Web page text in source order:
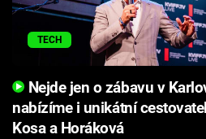
TECH
Nejde jen o zábavu v
nabízíme i unikátní
Kosa a Horáková